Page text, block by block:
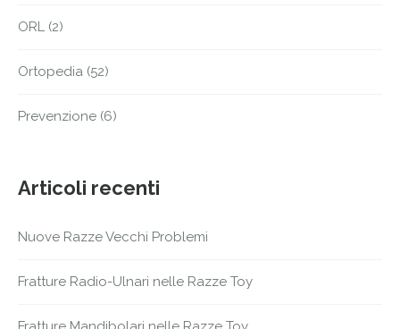
ORL (2)
Ortopedia (52)
Prevenzione (6)
Articoli recenti
Nuove Razze Vecchi Problemi
Fratture Radio-Ulnari nelle Razze Toy